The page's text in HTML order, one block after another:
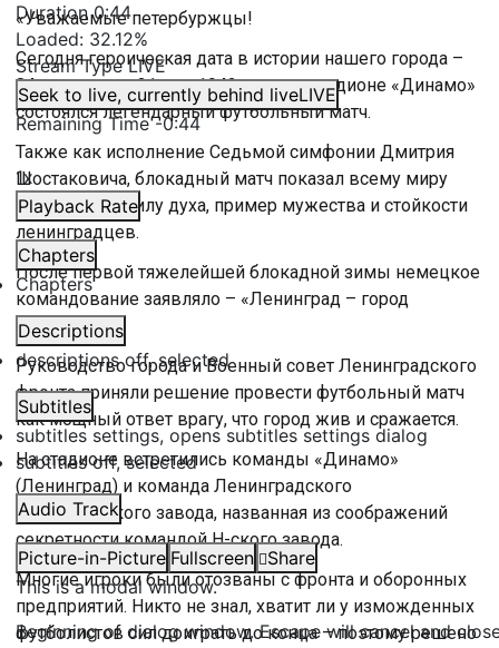
Duration0:44
Loaded: 32.12%
Stream TypeLIVE
Seek to live, currently behind liveLIVE
Remaining Time-0:44
1x
Playback Rate
Chapters
Chapters
Descriptions
descriptions off, selected
Subtitles
subtitles settings, opens subtitles settings dialog
subtitles off, selected
Audio Track
Picture-in-Picture Fullscreen
Share
This is a modal window.
Beginning of dialog window. Escape will cancel and
«Уважаемые петербуржцы!
Сегодня героическая дата в истории нашего города –
84 года назад, 31 мая 1942 года, на стадионе «Динамо»
состоялся легендарный футбольный матч.
Также как исполнение Седьмой симфонии Дмитрия
Шостаковича, блокадный матч показал всему миру
невиданную силу духа, пример мужества и стойкости
ленинградцев.
После первой тяжелейшей блокадной зимы немецкое
командование заявляло – «Ленинград – город
мертвых».
Руководство города и Военный совет Ленинградского
фронта приняли решение провести футбольный матч
как мощный ответ врагу, что город жив и сражается.
На стадионе встретились команды «Динамо»
(Ленинград) и команда Ленинградского
металлического завода, названная из соображений
секретности командой Н-ского завода.
Многие игроки были отозваны с фронта и оборонных
предприятий. Никто не знал, хватит ли у изможденных
футболистов сил доиграть до конца – поэтому решено